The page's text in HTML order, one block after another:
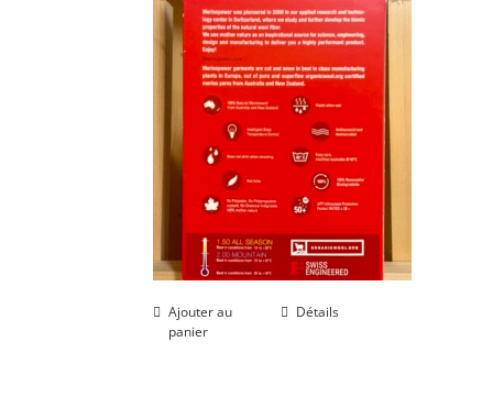
Ajouter au
panier
Détails